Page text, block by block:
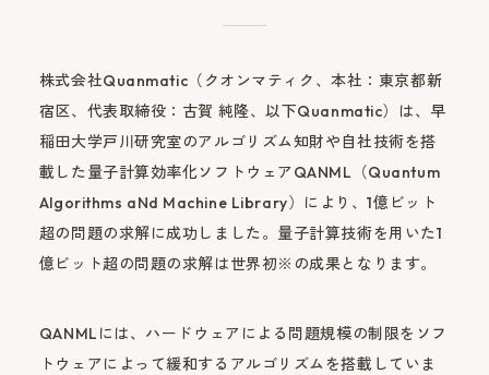
株式会社Quanmatic（クオンマティク、本社：東京都新
宿区、代表取締役：古賀 純隆、以下Quanmatic）は、早
稲田大学戸川研究室のアルゴリズム知財や自社技術を搭
載した量子計算効率化ソフトウェアQANML（Quantum
Algorithms aNd Machine Library）により、1億ビット
超の問題の求解に成功しました。量子計算技術を用いた1
億ビット超の問題の求解は世界初※の成果となります。
QANMLには、ハードウェアによる問題規模の制限をソフ
トウェアによって緩和するアルゴリズムを搭載していま